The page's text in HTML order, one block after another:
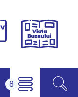
Campus
Viața